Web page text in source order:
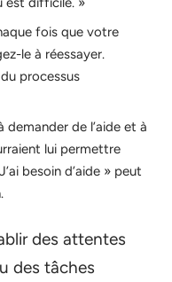
fois que votre
le à réessayer.
processus
demander de l’aide et à
lui permettre
besoin d’aide » peut
des attentes
des tâches